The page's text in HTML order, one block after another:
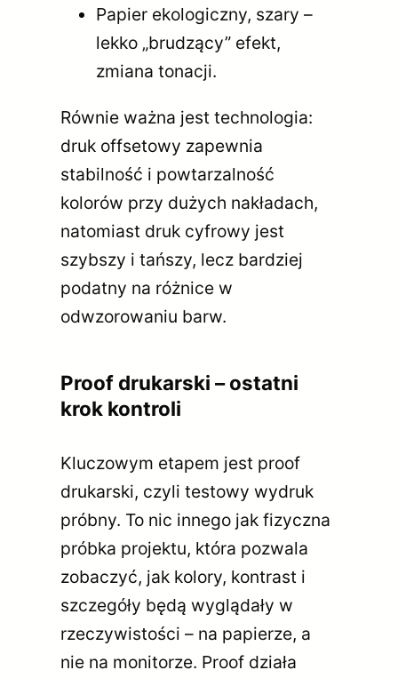
Papier ekologiczny, szary –
lekko „brudzący” efekt,
zmiana tonacji.
Równie ważna jest technologia:
druk offsetowy zapewnia
stabilność i powtarzalność
kolorów przy dużych nakładach,
natomiast druk cyfrowy jest
szybszy i tańszy, lecz bardziej
podatny na różnice w
odwzorowaniu barw.
Proof drukarski – ostatni
krok kontroli
Kluczowym etapem jest proof
drukarski, czyli testowy wydruk
próbny. To nic innego jak fizyczna
próbka projektu, która pozwala
zobaczyć, jak kolory, kontrast i
szczegóły będą wyglądały w
rzeczywistości – na papierze, a
nie na monitorze. Proof działa